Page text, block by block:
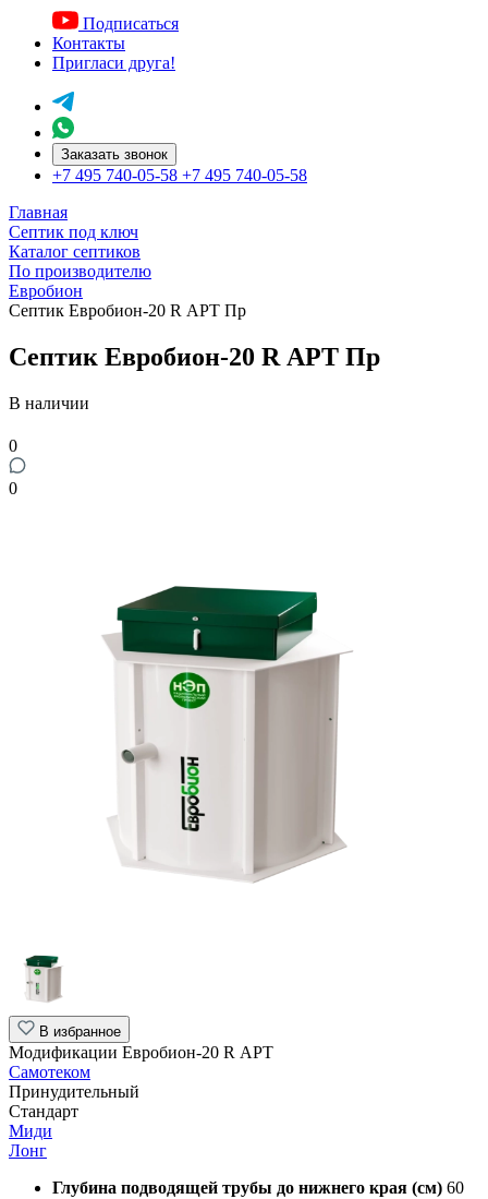
Подписаться
Контакты
Пригласи друга!
Заказать звонок
+7 495 740-05-58 +7 495 740-05-58
Главная
Септик под ключ
Каталог септиков
По производителю
Евробион
Септик Евробион-20 R АРТ Пр
Септик Евробион-20 R АРТ Пр
В наличии
0
0
В избранное
Модификации Евробион-20 R АРТ
Самотеком
Принудительный
Стандарт
Миди
Лонг
Глубина подводящей трубы до нижнего края (см) 60